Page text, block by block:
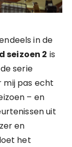
in de
seizoen 2 is
serie
mij pas echt
– en
uit
en
het